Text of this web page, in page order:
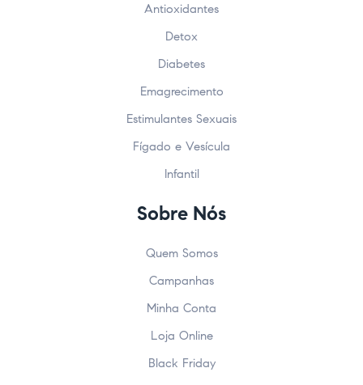
Antioxidantes
Detox
Diabetes
Emagrecimento
Estimulantes Sexuais
Fígado e Vesícula
Infantil
Sobre Nós
Quem Somos
Campanhas
Minha Conta
Loja Online
Black Friday